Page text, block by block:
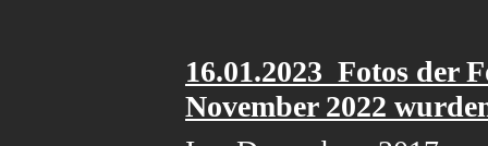
16.01.2023 Fotos der
November 2022